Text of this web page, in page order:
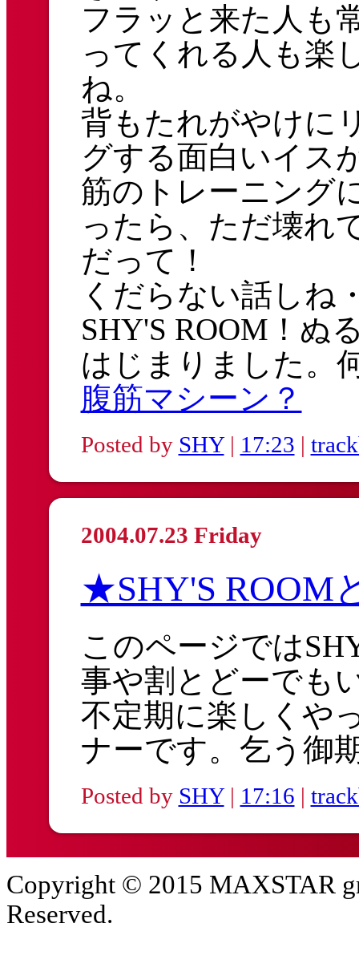
フラッと来た人も
ってくれる人も楽
ね。
背もたれがやけに
グする面白いイス
筋のトレーニング
ったら、ただ壊れ
だって！
くだらない話しね
SHY'S ROOM！ぬ
はじまりました。
腹筋マシーン？
Posted by SHY| 17:23 |
2004.07.23 Friday
★SHY'S ROOM
このページでは
事や割とどーでも
不定期に楽しくや
ナーです。乞う御
Posted by SHY| 17:16 |
Copyright © 2015 MAXSTAR
Reserved.